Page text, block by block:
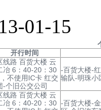
01-15
开行时间
线路 百货大楼 云
冶 6：40-20：30
不使用IC卡 红交
-个旧公交公司
-百货大楼-
输队-明珠小
线路 百货大楼 云
冶 6：40-20：30 -百货大楼-